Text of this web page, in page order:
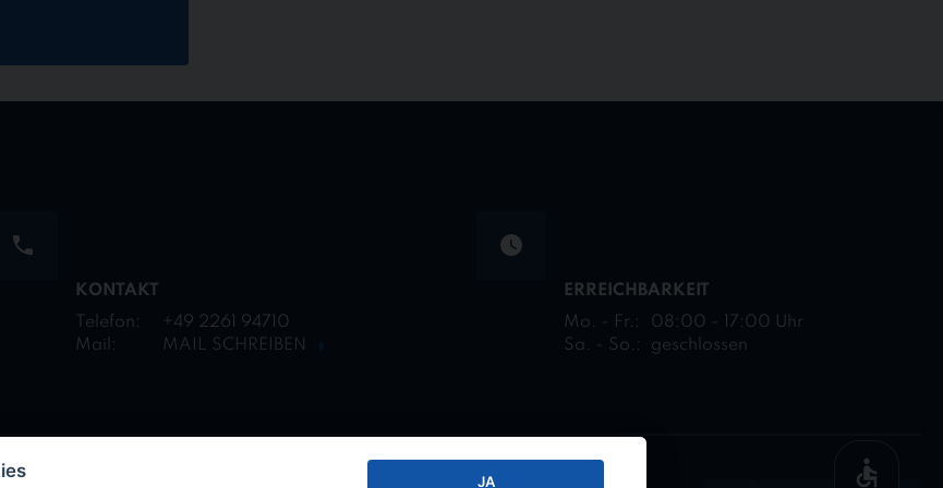
KONTAKT
Telefon:
+49 2261 94710
Mail:
MAIL SCHREIBEN
ERREICHBARKEIT
Mo. - Fr.:
08:00 - 17:00 Uhr
Sa. - So.:
geschlossen
JA